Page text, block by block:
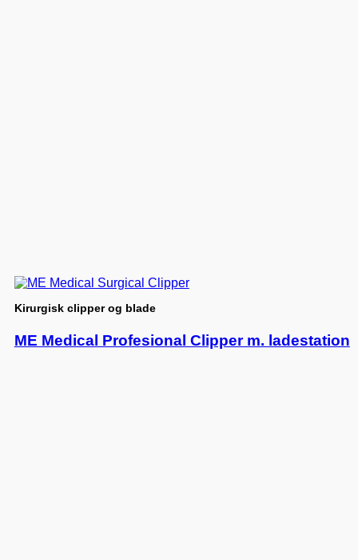
Kirurgisk clipper og blade
ME Medical Profesional Clipper m. ladestation